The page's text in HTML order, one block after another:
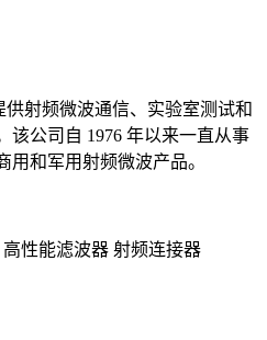
供射频微波通信、实验室测试和
该公司自 1976 年以来一直从事
和军用射频微波产品。
高性能滤波器 射频连接器